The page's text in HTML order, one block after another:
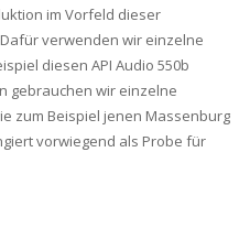
im Vorfeld dieser
verwenden wir einzelne
diesen API Audio 550b
gebrauchen wir einzelne
zum Beispiel jenen Massenburg
vorwiegend als Probe für